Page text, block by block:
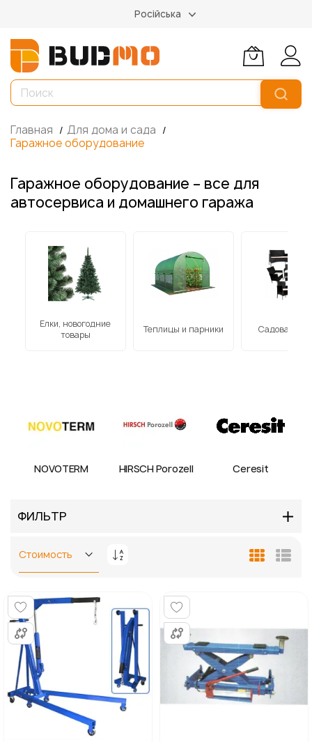
Російська
Главная
Для дома и сада
Гаражное оборудование
Гаражное оборудование – все для
автосервиса и домашнего гаража
Елки, новогодние
товары
Теплицы и парники Садовая
NOVOTERM HIRSCH Porozell Ceresit
ФИЛЬТР
Задать
убыванию